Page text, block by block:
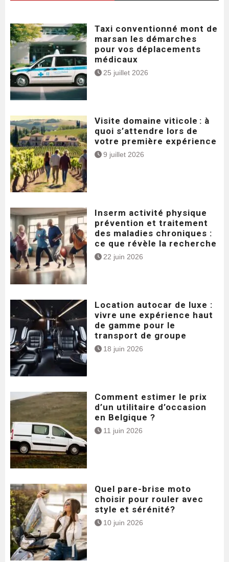
Taxi conventionné mont de
marsan les démarches
pour vos déplacements
médicaux
25 juillet 2026
Visite domaine viticole : à
quoi s’attendre lors de
votre première expérience
9 juillet 2026
Inserm activité physique
prévention et traitement
des maladies chroniques :
ce que révèle la recherche
22 juin 2026
Location autocar de luxe :
vivre une expérience haut
de gamme pour le
transport de groupe
18 juin 2026
Comment estimer le prix
d’un utilitaire d’occasion
en Belgique ?
11 juin 2026
Quel pare-brise moto
choisir pour rouler avec
style et sérénité?
10 juin 2026